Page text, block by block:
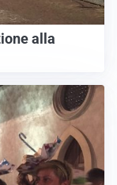
alla